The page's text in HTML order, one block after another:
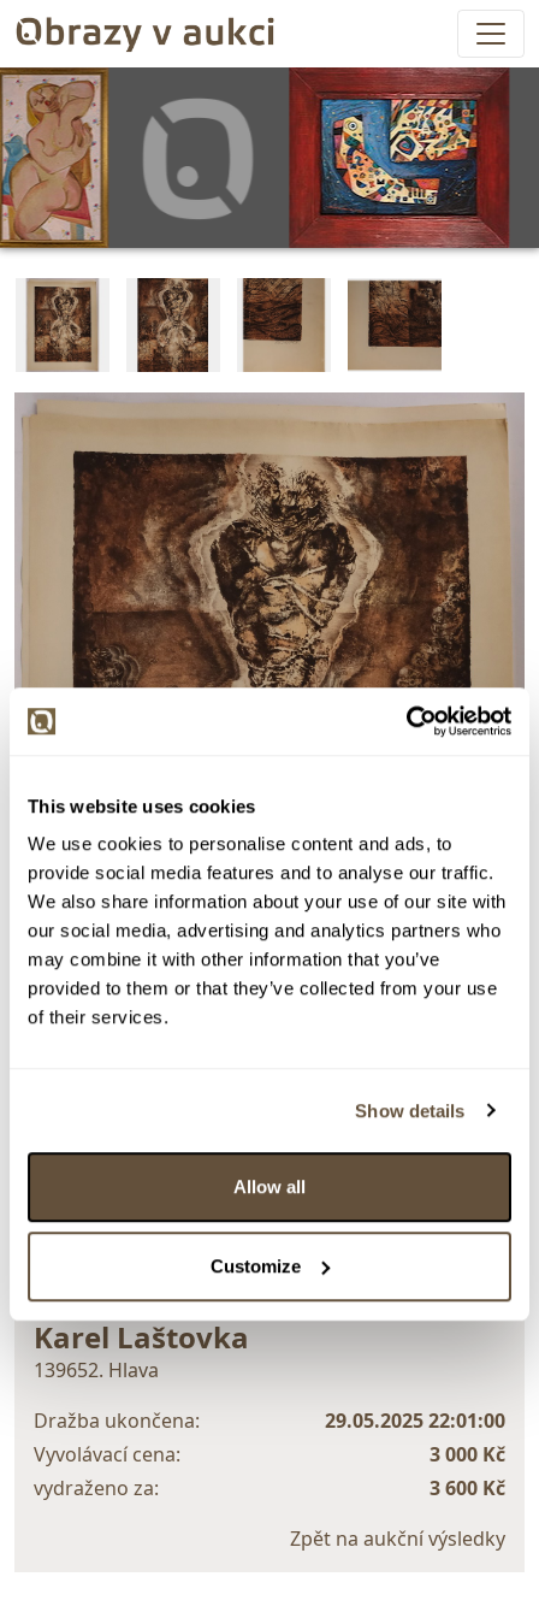
This website uses cookies
We use cookies to personalise content and ads, to
provide social media features and to analyse our traffic.
We also share information about your use of our site with
our social media, advertising and analytics partners who
may combine it with other information that you’ve
provided to them or that they’ve collected from your use
of their services.
Show details
Allow all
Customize> zpět na aukční výsledky
VYDRAŽENO
Karel Laštovka
139652. Hlava
Dražba ukončena:
29.05.2025 22:01:00
Vyvolávací cena:
3 000 Kč
vydraženo za:
3 600 Kč
Zpět na aukční výsledky